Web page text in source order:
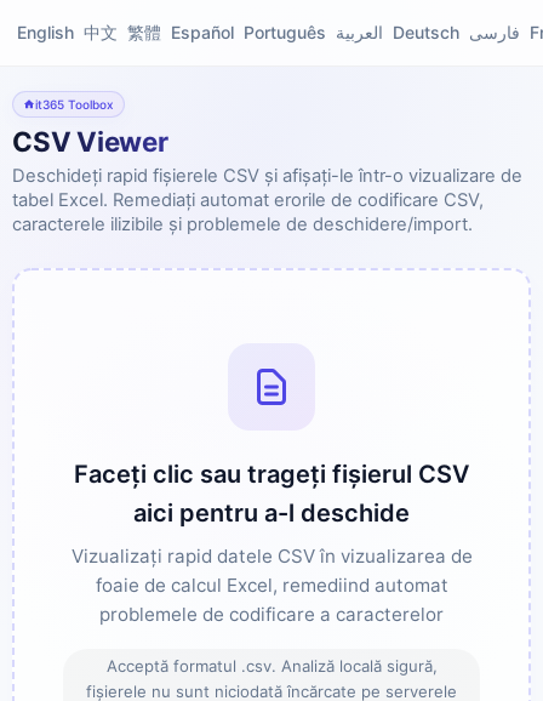
English 中文 繁體 Español Português العربية Deutsch فارسی
it365 Toolbox
CSV Viewer
Deschideți rapid fișierele CSV și afișați-le într-o vizualizare de
tabel Excel. Remediați automat erorile de codificare CSV,
caracterele ilizibile și problemele de deschidere/import.
Faceți clic sau trageți fișierul CSV
aici pentru a-l deschide
Vizualizați rapid datele CSV în vizualizarea de
foaie de calcul Excel, remediind automat
problemele de codificare a caracterelor
Acceptă formatul .csv. Analiză locală sigură,
fișierele nu sunt niciodată încărcate pe serverele